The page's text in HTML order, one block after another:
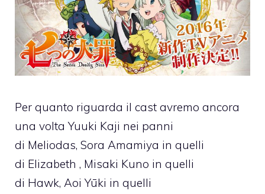
Per quanto riguarda il cast avremo ancora
una volta Yuuki Kaji nei panni
di Meliodas, Sora Amamiya in quelli
di Elizabeth , Misaki Kuno in quelli
di Hawk, Aoi Yūki in quelli